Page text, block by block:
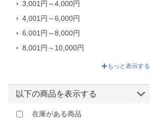
3,001円～4,000円
4,001円～6,000円
6,001円～8,000円
8,001円～10,000円
もっと表示する
以下の商品を表示する
在庫がある商品